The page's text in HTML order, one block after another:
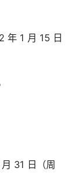
年 1 月 15 日
31 日（周